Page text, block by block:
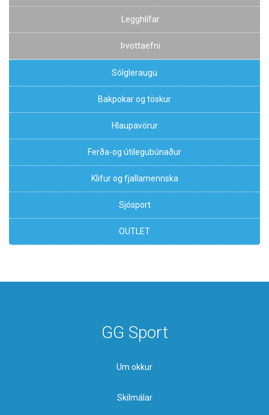
Legghlífar
Þvottaefni
Sólgleraugu
Bakpokar og töskur
Hlaupavörur
Ferða-og útilegubúnaður
Klifur og fjallamennska
Sjósport
OUTLET
GG Sport
Um okkur
Skilmálar